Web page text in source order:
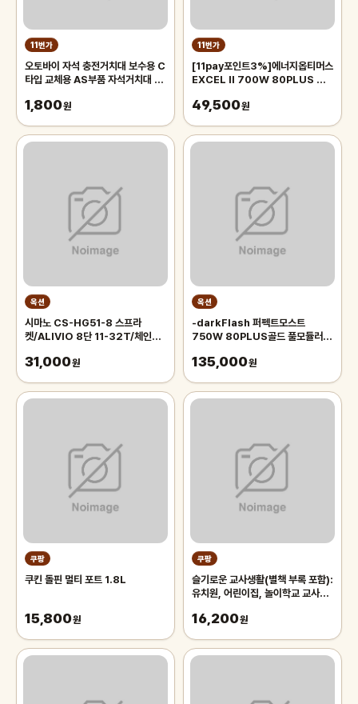
11번가
오토바이 자석 충전거치대 보수용 C
타입 교체용 AS부품 자석거치대 배
1,800원
11번가
[11pay포인트3%]에너지옵티머스
EXCEL II 700W 80PLUS 컴
49,500원
옥션
시마노 CS-HG51-8 스프라
켓/ALIVIO 8단 11-32T/체인
31,000원
옥션
-darkFlash 퍼펙트모스트
750W 80PLUS골드 풀모듈러
135,000원
쿠팡
쿠킨 돌핀 멀티 포트 1.8L
15,800원
쿠팡
슬기로운 교사생활(별책 부록 포함):
유치원, 어린이집, 놀이학교 교사를
16,200원